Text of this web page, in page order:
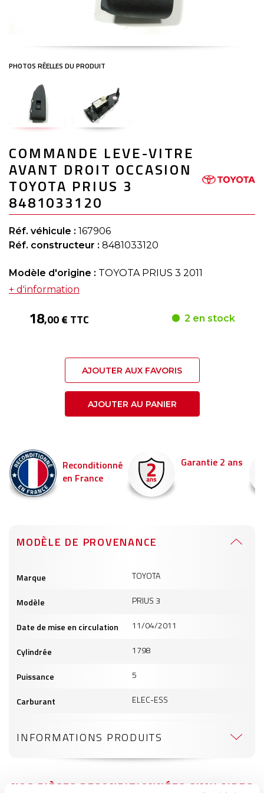
to
the
beginning
of
the
images
gallery
COMMANDE LEVE-VITRE
AVANT DROIT OCCASION
TOYOTA PRIUS 3
8481033120
Réf. véhicule : 167906
Réf. constructeur : 8481033120
Modèle d'origine : TOYOTA PRIUS 3 2011
+ d'information
18,00 € TTC 2 en stock
AJOUTER AUX FAVORIS
AJOUTER AU PANIER
Reconditionné
en France
Garantie 2 ans
MODÈLE DE PROVENANCE
produits
Marque TOYOTA
Modèle PRIUS 3
Date de mise en circulation 11/04/2011
Cylindrée 1798
Puissance 5
Carburant ELEC-ESS
INFORMATIONS PRODUITS
NOS PIÈCES RECONDITIONNÉES SIMILAIRES